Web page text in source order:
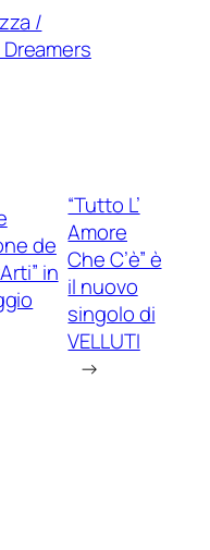
/
de
in
“Tutto L’
Amore
Che C’è” è
il nuovo
singolo di
VELLUTI
→